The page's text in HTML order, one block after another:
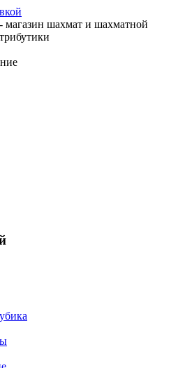
шахмат и шахматной